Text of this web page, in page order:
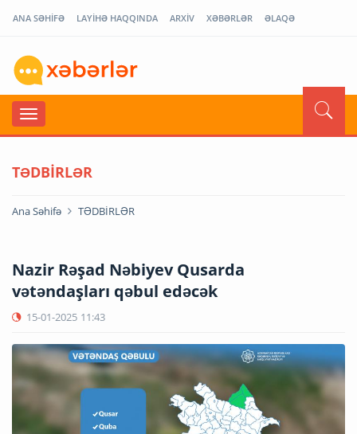
ANA SƏHİFƏ LAYİHƏ HAQQINDA ARXİV XƏBƏRLƏR ƏLAQƏ
TƏDBİRLƏR
Ana Səhifə TƏDBİRLƏR
Nazir Rəşad Nəbiyev Qusarda
vətəndaşları qəbul edəcək
15-01-2025 11:43